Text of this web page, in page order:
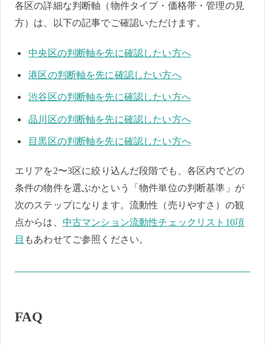
各区の詳細な判断軸（物件タイプ・価格帯・管理の見
方）は、以下の記事でご確認いただけます。
中央区の判断軸を先に確認したい方へ
港区の判断軸を先に確認したい方へ
渋谷区の判断軸を先に確認したい方へ
品川区の判断軸を先に確認したい方へ
目黒区の判断軸を先に確認したい方へ
エリアを2〜3区に絞り込んだ段階でも、各区内でどの
条件の物件を選ぶかという「物件単位の判断基準」が
次のステップになります。流動性（売りやすさ）の観
点からは、 中古マンション流動性チェックリスト10項
目 もあわせてご参照ください。
FAQ